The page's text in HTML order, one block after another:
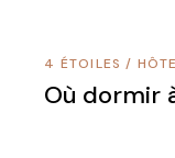
4 ÉTOILES /
Où dormir